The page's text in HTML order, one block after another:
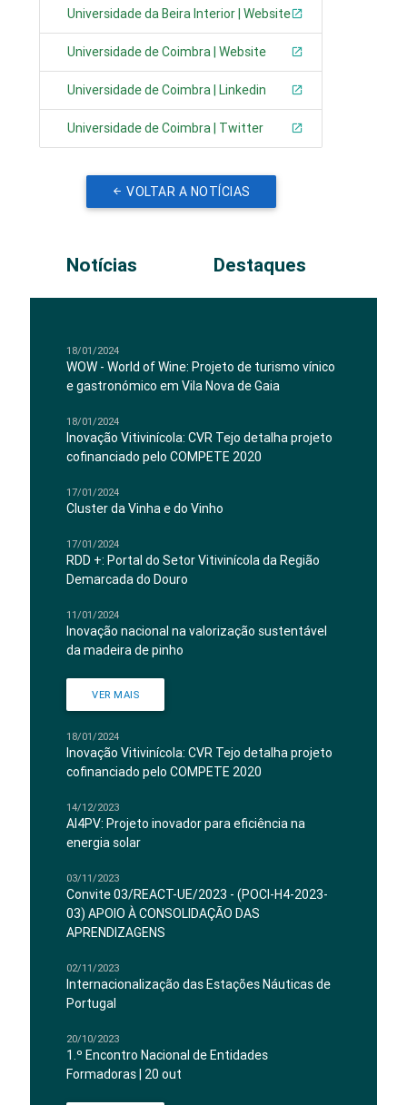
Universidade da Beira Interior | Website
Universidade de Coimbra | Website
Universidade de Coimbra | Linkedin
Universidade de Coimbra | Twitter
VOLTAR A NOTÍCIAS
Notícias Destaques
18/01/2024
WOW - World of Wine: Projeto de turismo vínico
e gastronómico em Vila Nova de Gaia
18/01/2024
Inovação Vitivinícola: CVR Tejo detalha projeto
cofinanciado pelo COMPETE 2020
17/01/2024
Cluster da Vinha e do Vinho
17/01/2024
RDD +: Portal do Setor Vitivinícola da Região
Demarcada do Douro
11/01/2024
Inovação nacional na valorização sustentável
da madeira de pinho
VER MAIS
18/01/2024
Inovação Vitivinícola: CVR Tejo detalha projeto
cofinanciado pelo COMPETE 2020
14/12/2023
AI4PV: Projeto inovador para eficiência na
energia solar
03/11/2023
Convite 03/REACT-UE/2023 - (POCI-H4-2023-
03) APOIO À CONSOLIDAÇÃO DAS
APRENDIZAGENS
02/11/2023
Internacionalização das Estações Náuticas de
Portugal
20/10/2023
1.º Encontro Nacional de Entidades
Formadoras | 20 out